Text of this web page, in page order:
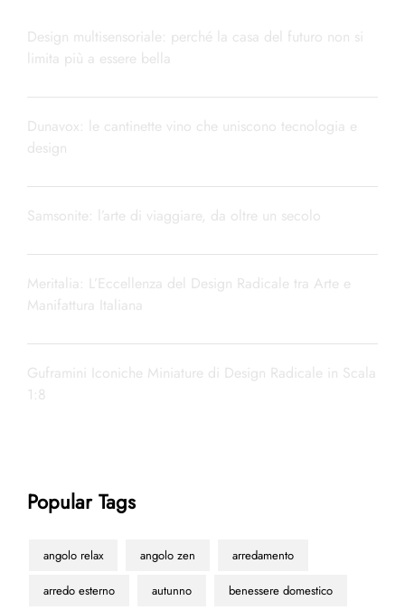
Design multisensoriale: perché la casa del futuro non si
limita più a essere bella
Dunavox: le cantinette vino che uniscono tecnologia e
design
Samsonite: l’arte di viaggiare, da oltre un secolo
Meritalia: L’Eccellenza del Design Radicale tra Arte e
Manifattura Italiana
Guframini Iconiche Miniature di Design Radicale in Scala
1:8
Popular Tags
angolo relax angolo zen arredamento
arredo esterno autunno benessere domestico